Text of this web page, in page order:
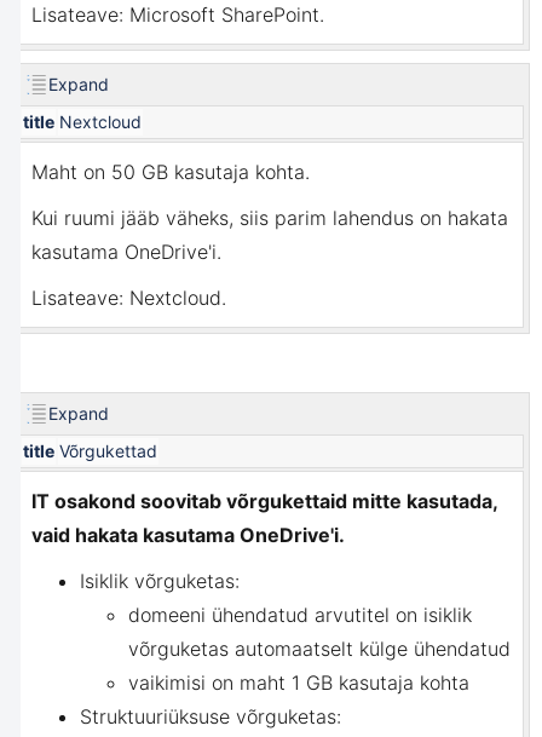
Lisateave: Microsoft SharePoint.
Expand
title Nextcloud
Maht on 50 GB kasutaja kohta.
Kui ruumi jääb väheks, siis parim lahendus on hakata
kasutama OneDrive'i.
Lisateave: Nextcloud.
Expand
title Võrgukettad
IT osakond soovitab võrgukettaid mitte kasutada,
vaid hakata kasutama OneDrive'i.
Isiklik võrguketas:
domeeni ühendatud arvutitel on isiklik
võrguketas automaatselt külge ühendatud
vaikimisi on maht 1 GB kasutaja kohta
Struktuuriüksuse võrguketas: